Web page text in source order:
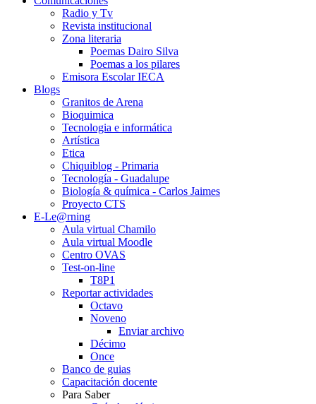
Radio y Tv
Revista institucional
Zona literaria
Poemas Dairo Silva
Poemas a los pilares
Emisora Escolar IECA
Blogs
Granitos de Arena
Bioquimica
Tecnologia e informática
Artística
Etica
Chiquiblog - Primaria
Tecnología - Guadalupe
Biología & química - Carlos Jaimes
Proyecto CTS
E-Le@rning
Aula virtual Chamilo
Aula virtual Moodle
Centro OVAS
Test-on-line
T8P1
Reportar actividades
Octavo
Noveno
Enviar archivo
Décimo
Once
Banco de guias
Capacitación docente
Para Saber